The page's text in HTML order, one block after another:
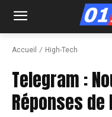
Accueil High-Tech
Telegram :
Réponses de